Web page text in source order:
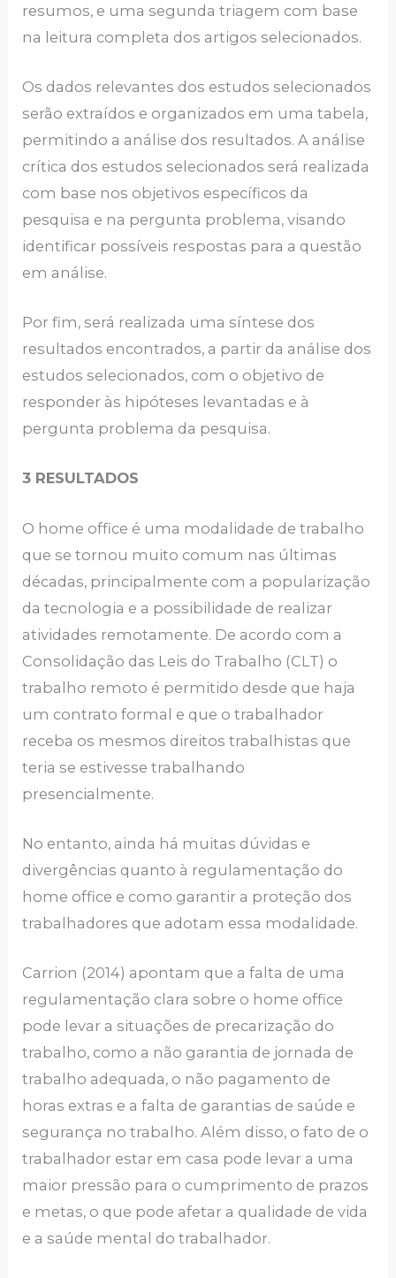
resumos, e uma segunda triagem com base
na leitura completa dos artigos selecionados.
Os dados relevantes dos estudos selecionados
serão extraídos e organizados em uma tabela,
permitindo a análise dos resultados. A análise
crítica dos estudos selecionados será realizada
com base nos objetivos específicos da
pesquisa e na pergunta problema, visando
identificar possíveis respostas para a questão
em análise.
Por fim, será realizada uma síntese dos
resultados encontrados, a partir da análise dos
estudos selecionados, com o objetivo de
responder às hipóteses levantadas e à
pergunta problema da pesquisa.
3 RESULTADOS
O home office é uma modalidade de trabalho
que se tornou muito comum nas últimas
décadas, principalmente com a popularização
da tecnologia e a possibilidade de realizar
atividades remotamente. De acordo com a
Consolidação das Leis do Trabalho (CLT) o
trabalho remoto é permitido desde que haja
um contrato formal e que o trabalhador
receba os mesmos direitos trabalhistas que
teria se estivesse trabalhando
presencialmente.
No entanto, ainda há muitas dúvidas e
divergências quanto à regulamentação do
home office e como garantir a proteção dos
trabalhadores que adotam essa modalidade.
Carrion (2014) apontam que a falta de uma
regulamentação clara sobre o home office
pode levar a situações de precarização do
trabalho, como a não garantia de jornada de
trabalho adequada, o não pagamento de
horas extras e a falta de garantias de saúde e
segurança no trabalho. Além disso, o fato de o
trabalhador estar em casa pode levar a uma
maior pressão para o cumprimento de prazos
e metas, o que pode afetar a qualidade de vida
e a saúde mental do trabalhador.